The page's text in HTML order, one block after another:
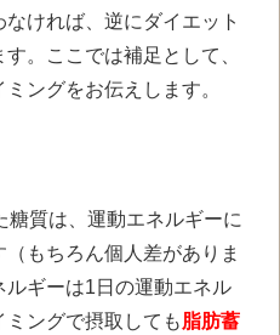
ければ、逆にダイエット
。ここでは補足として、
ングをお伝えします。
糖質は、運動エネルギーに
もちろん個人差がありま
ギーは1日の運動エネル
ングで摂取しても脂肪蓄